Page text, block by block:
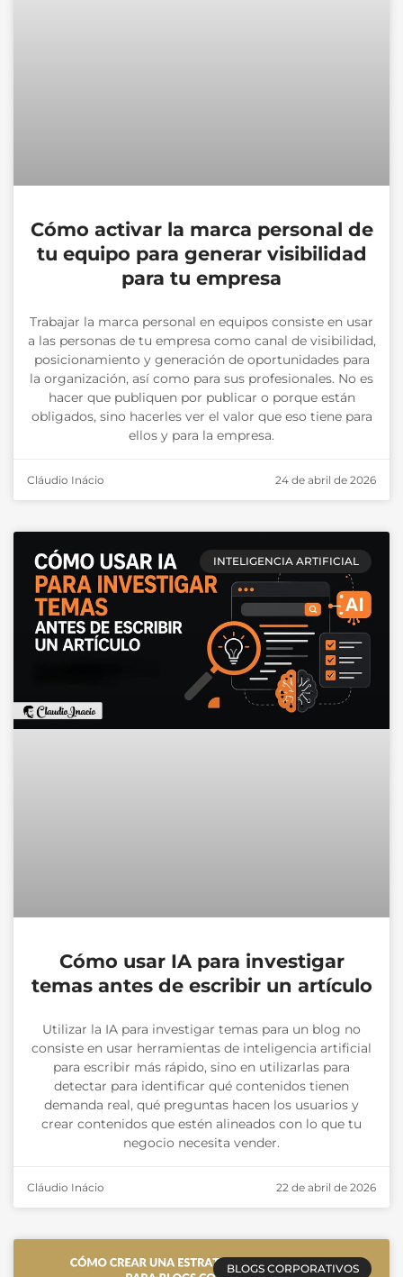
Cómo activar la marca personal de
tu equipo para generar visibilidad
para tu empresa
Trabajar la marca personal en equipos consiste en usar
a las personas de tu empresa como canal de visibilidad,
posicionamiento y generación de oportunidades para
la organización, así como para sus profesionales. No es
hacer que publiquen por publicar o porque están
obligados, sino hacerles ver el valor que eso tiene para
ellos y para la empresa.
Cláudio Inácio 24 de abril de 2026
INTELIGENCIA ARTIFICIAL
Cómo usar IA para investigar
temas antes de escribir un artículo
Utilizar la IA para investigar temas para un blog no
consiste en usar herramientas de inteligencia artificial
para escribir más rápido, sino en utilizarlas para
detectar para identificar qué contenidos tienen
demanda real, qué preguntas hacen los usuarios y
crear contenidos que estén alineados con lo que tu
negocio necesita vender.
Cláudio Inácio 22 de abril de 2026
BLOGS CORPORATIVOS